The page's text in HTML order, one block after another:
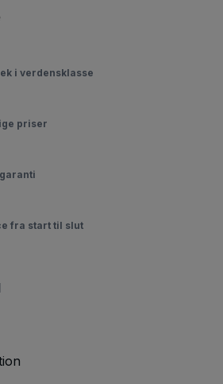
i verdensklasse
priser
fra start til slut